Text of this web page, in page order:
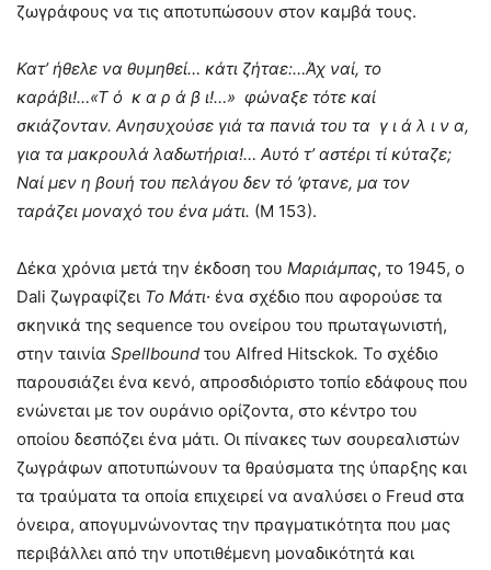
ζωγράφους να τις αποτυπώσουν στον καμβά τους.
Κατ’ ήθελε να θυμηθεί… κάτι ζήταε:…Άχ ναί, το
καράβι!…«Τ ό κ α ρ ά β ι!…» φώναξε τότε καί
σκιάζονταν. Ανησυχούσε γιά τα πανιά του τα γ ι ά λ ι ν α,
για τα μακρουλά λαδωτήρια!… Αυτό τ’ αστέρι τί κύταζε;
Ναί μεν η βουή του πελάγου δεν τό ’φτανε, μα τον
ταράζει μοναχό του ένα μάτι. (Μ 153).
Δέκα χρόνια μετά την έκδοση του Μαριάμπας, το 1945, ο
Dali ζωγραφίζει Το Μάτι∙ ένα σχέδιο που αφορούσε τα
σκηνικά της sequence του ονείρου του πρωταγωνιστή,
στην ταινία Spellbound του Alfred Hitsckok. Το σχέδιο
παρουσιάζει ένα κενό, απροσδιόριστο τοπίο εδάφους που
ενώνεται με τον ουράνιο ορίζοντα, στο κέντρο του
οποίου δεσπόζει ένα μάτι. Οι πίνακες των σουρεαλιστών
ζωγράφων αποτυπώνουν τα θραύσματα της ύπαρξης και
τα τραύματα τα οποία επιχειρεί να αναλύσει ο Freud στα
όνειρα, απογυμνώνοντας την πραγματικότητα που μας
περιβάλλει από την υποτιθέμενη μοναδικότητά και